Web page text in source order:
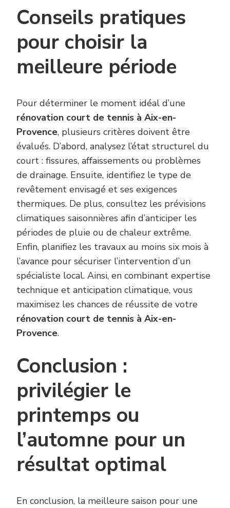
Conseils pratiques
pour choisir la
meilleure période
Pour déterminer le moment idéal d’une
rénovation court de tennis à Aix-en-
Provence, plusieurs critères doivent être
évalués. D’abord, analysez l’état structurel du
court : fissures, affaissements ou problèmes
de drainage. Ensuite, identifiez le type de
revêtement envisagé et ses exigences
thermiques. De plus, consultez les prévisions
climatiques saisonnières afin d’anticiper les
périodes de pluie ou de chaleur extrême.
Enfin, planifiez les travaux au moins six mois à
l’avance pour sécuriser l’intervention d’un
spécialiste local. Ainsi, en combinant expertise
technique et anticipation climatique, vous
maximisez les chances de réussite de votre
rénovation court de tennis à Aix-en-
Provence.
Conclusion :
privilégier le
printemps ou
l’automne pour un
résultat optimal
En conclusion, la meilleure saison pour une